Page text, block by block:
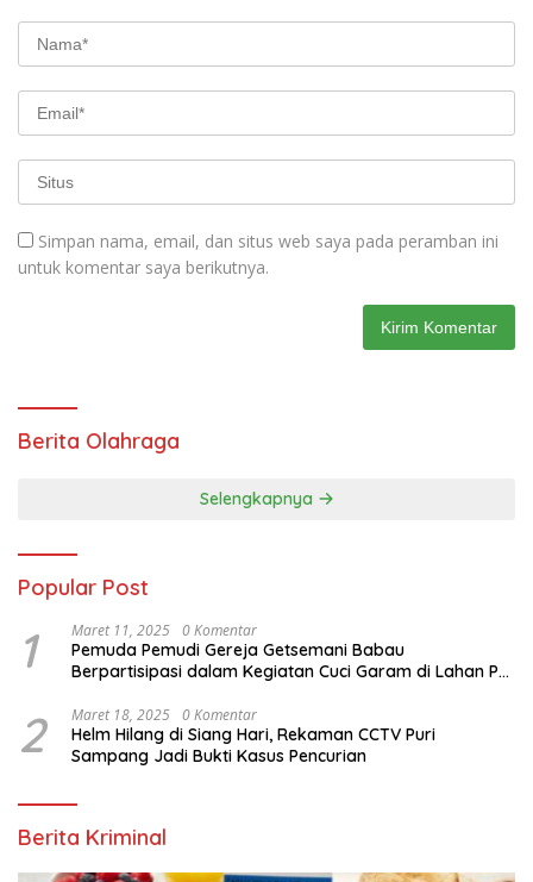
Simpan nama, email, dan situs web saya pada peramban ini
untuk komentar saya berikutnya.
Berita Olahraga
Selengkapnya
Popular Post
1 Maret 11, 2025 0 Komentar
Pemuda Pemudi Gereja Getsemani Babau
Berpartisipasi dalam Kegiatan Cuci Garam di Lahan PT.
Kegiatan Paskah
2 Maret 18, 2025 0 Komentar
Helm Hilang di Siang Hari, Rekaman CCTV Puri
Sampang Jadi Bukti Kasus Pencurian
Berita Kriminal